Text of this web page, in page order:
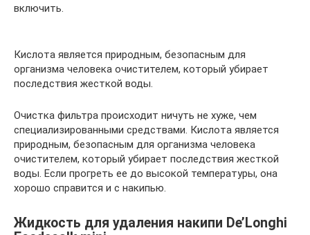
включить.
Кислота является природным, безопасным для
организма человека очистителем, который убирает
последствия жесткой воды.
Очистка фильтра происходит ничуть не хуже, чем
специализированными средствами. Кислота является
природным, безопасным для организма человека
очистителем, который убирает последствия жесткой
воды. Если прогреть ее до высокой температуры, она
хорошо справится и с накипью.
Жидкость для удаления накипи De’Longhi